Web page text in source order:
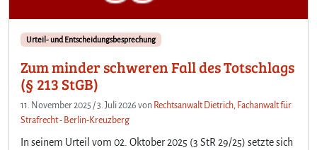
Urteil- und Entscheidungsbesprechung
Zum minder schweren Fall des Totschlags
(§ 213 StGB)
11. November 2025 /3. Juli 2026 von Rechtsanwalt Dietrich, Fachanwalt für
Strafrecht - Berlin-Kreuzberg
In seinem Urteil vom 02. Oktober 2025 (3 StR 29/25) setzte sich